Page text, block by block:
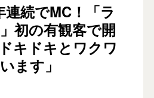
続でMC！「ラ
初の有観客で開
キドキとワクワ
ます」